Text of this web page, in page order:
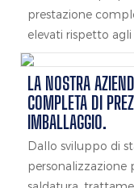
prestazione
elevati rispetto
LA NOSTRA
COMPLETA DI
IMBALLAGGIO.
Dallo sviluppo di
personalizzazione